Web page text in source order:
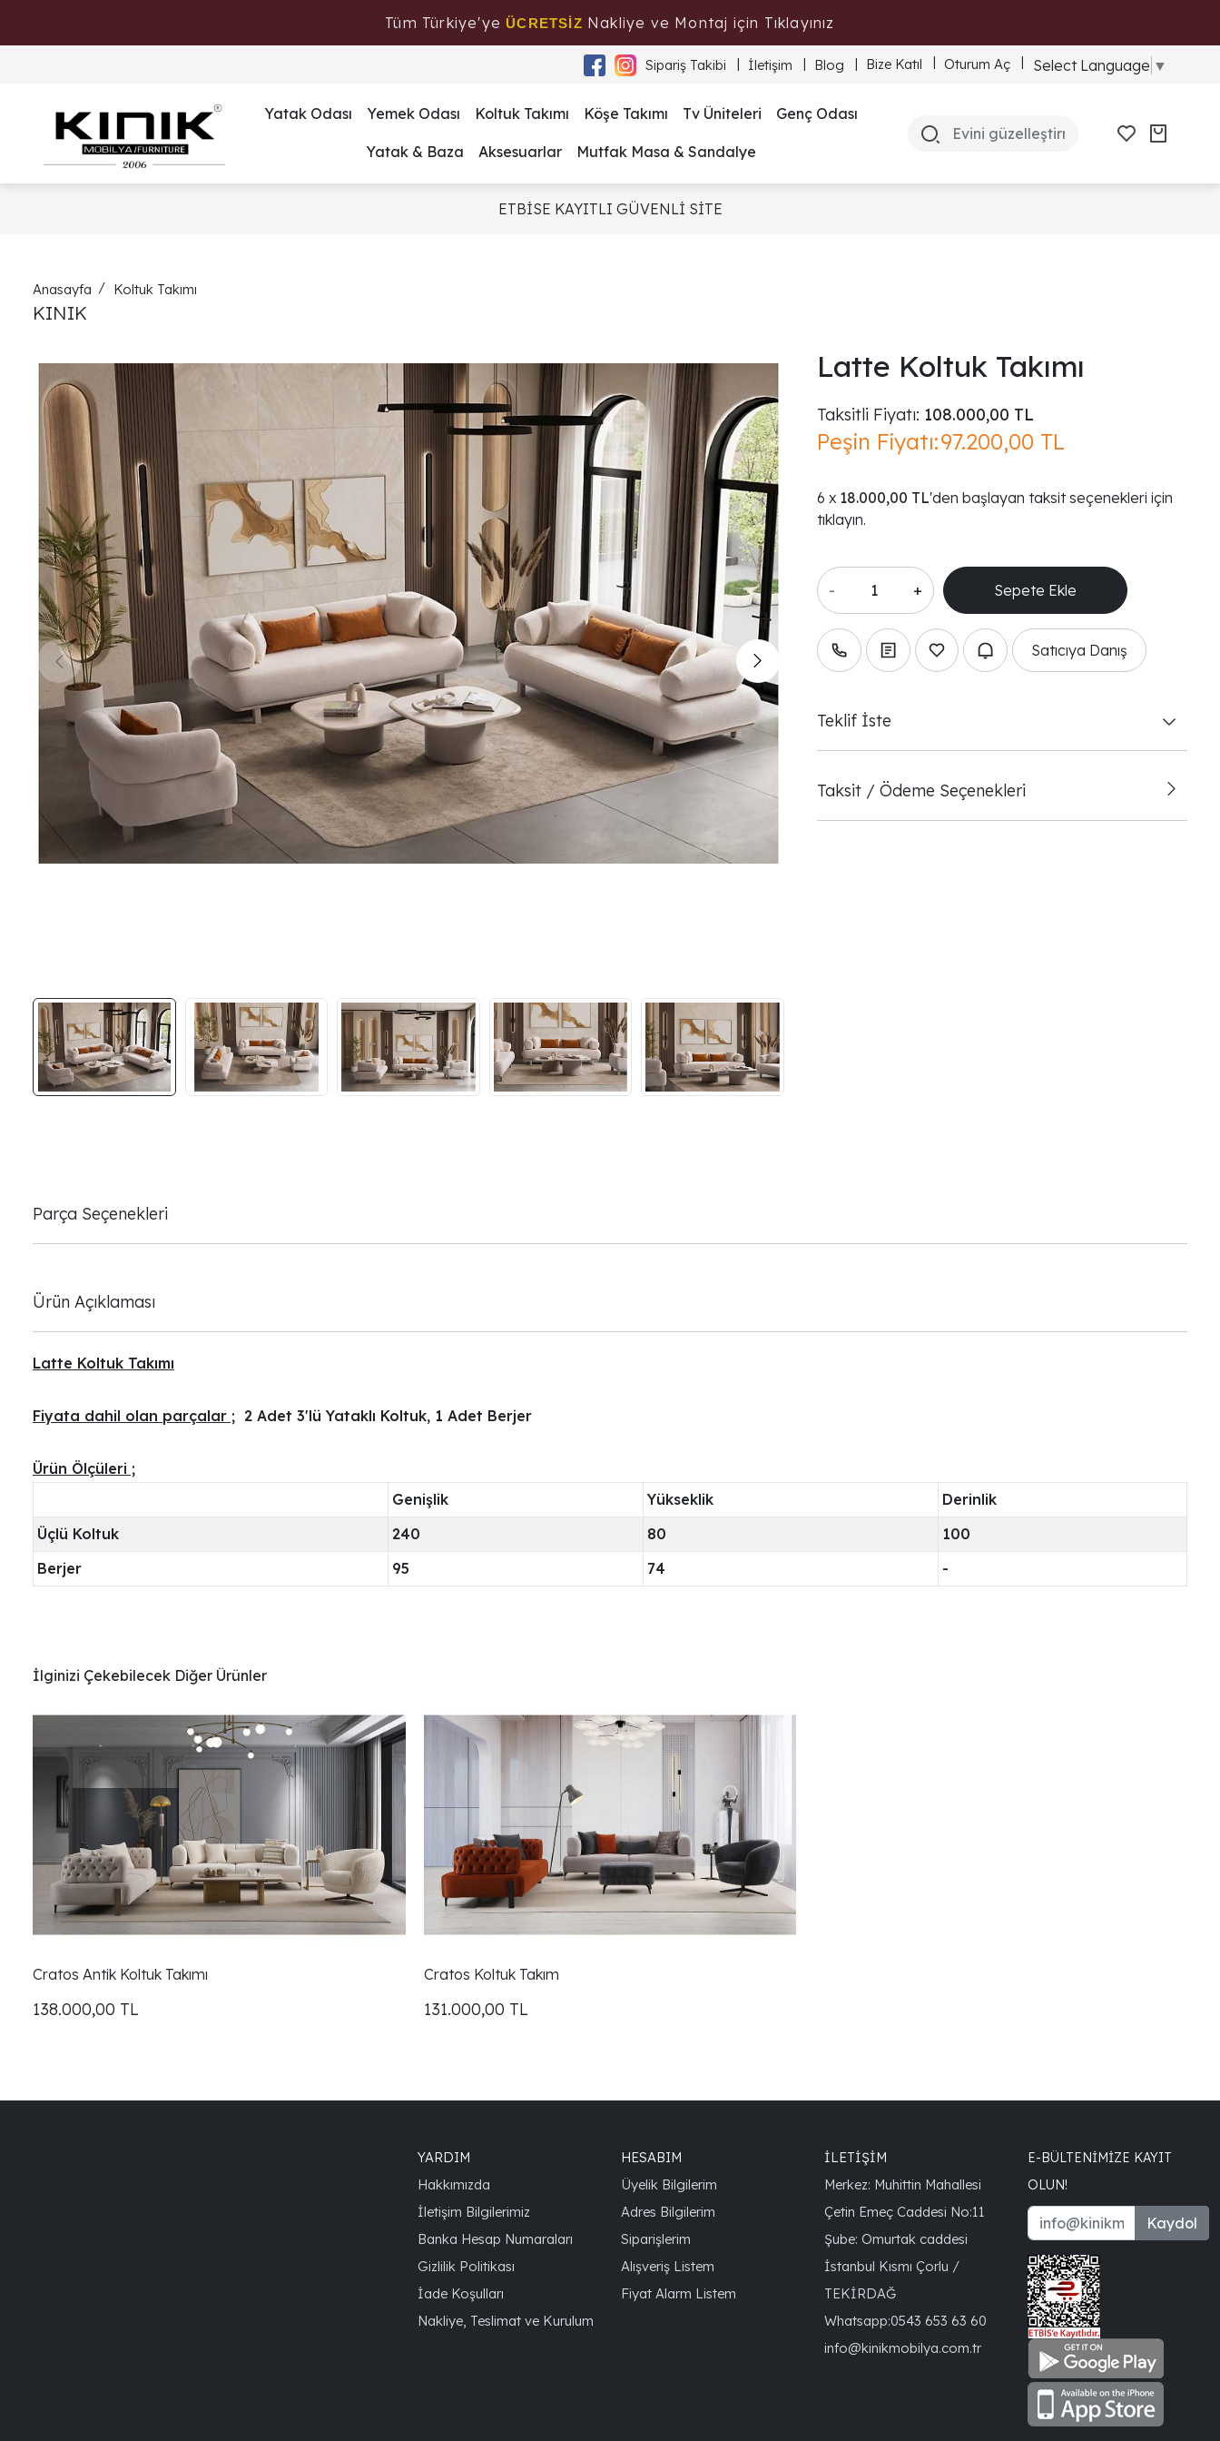
Tüm Türkiye'ye ÜCRETSİZ Nakliye ve Montaj için Tıklayınız
Sipariş Takibi İletişim Blog Bize Katıl Oturum Aç Select Language ▼
Yatak Odası Yemek Odası Koltuk Takımı Köşe Takımı Tv Üniteleri Genç Odası
Yatak & Baza Aksesuarlar Mutfak Masa & Sandalye
ETBİSE KAYITLI GÜVENLİ SİTE
Anasayfa Koltuk Takımı
KINIK
Latte Koltuk Takımı
Taksitli Fiyatı: 108.000,00 TL
Peşin Fiyatı:97.200,00 TL
18.000,00 TL'den başlayan taksit seçenekleri için
tıklayın.
- +
Satıcıya Danış
Teklif İste
Taksit / Ödeme Seçenekleri
Parça Seçenekleri
Ürün Açıklaması
Latte Koltuk Takımı
Fiyata dahil olan parçalar ; 2 Adet 3'lü Yataklı Koltuk, 1 Adet Berjer
Ürün Ölçüleri ;
Genişlik
Yükseklik
Derinlik
Üçlü Koltuk
240 80
100
Berjer
95 74 -
İlginizi Çekebilecek Diğer Ürünler
Cratos Antik Koltuk Takımı
138.000,00 TL
Cratos Koltuk Takım
131.000,00 TL
YARDIM
Hakkımızda
İletişim Bilgilerimiz
Banka Hesap Numaraları
Gizlilik Politikası
İade Koşulları
Nakliye, Teslimat ve Kurulum
HESABIM
Üyelik Bilgilerim
Adres Bilgilerim
Siparişlerim
Alışveriş Listem
Fiyat Alarm Listem
İLETİŞİM
Merkez: Muhittin Mahallesi
Çetin Emeç Caddesi No:11
Şube: Omurtak caddesi
İstanbul Kısmı Çorlu /
TEKİRDAĞ
Whatsapp:0543 653 63 60
info@kinikmobilya.com.tr
E-BÜLTENIMIZE KAYIT
OLUN!
Kaydol